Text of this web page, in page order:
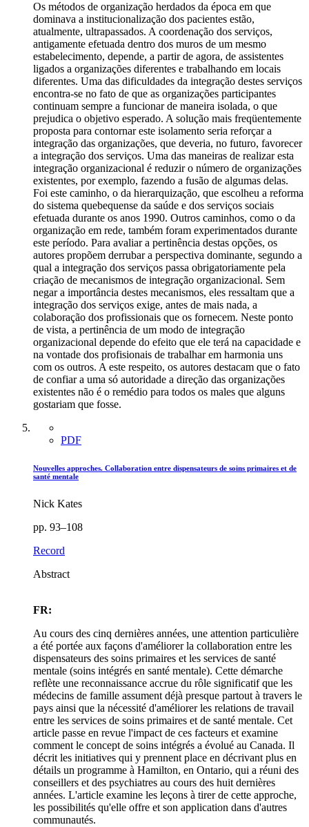
Os métodos de organização herdados da época em que
dominava a institucionalização dos pacientes estão,
atualmente, ultrapassados. A coordenação dos serviços,
antigamente efetuada dentro dos muros de um mesmo
estabelecimento, depende, a partir de agora, de assistentes
ligados a organizações diferentes e trabalhando em locais
diferentes. Uma das dificuldades da integração destes serviços
encontra-se no fato de que as organizações participantes
continuam sempre a funcionar de maneira isolada, o que
prejudica o objetivo esperado. A solução mais freqüentemente
proposta para contornar este isolamento seria reforçar a
integração das organizações, que deveria, no futuro, favorecer
a integração dos serviços. Uma das maneiras de realizar esta
integração organizacional é reduzir o número de organizações
existentes, por exemplo, fazendo a fusão de algumas delas.
Foi este caminho, o da hierarquização, que escolheu a reforma
do sistema quebequense da saúde e dos serviços sociais
efetuada durante os anos 1990. Outros caminhos, como o da
organização em rede, também foram experimentados durante
este período. Para avaliar a pertinência destas opções, os
autores propõem derrubar a perspectiva dominante, segundo a
qual a integração dos serviços passa obrigatoriamente pela
criação de mecanismos de integração organizacional. Sem
negar a importância destes mecanismos, eles ressaltam que a
integração dos serviços exige, antes de mais nada, a
colaboração dos profissionais que os fornecem. Neste ponto
de vista, a pertinência de um modo de integração
organizacional depende do efeito que ele terá na capacidade e
na vontade dos profisionais de trabalhar em harmonia uns
com os outros. A este respeito, os autores destacam que o fato
de confiar a uma só autoridade a direção das organizações
existentes não é o remédio para todos os males que alguns
gostariam que fosse.
PDF
Nouvelles approches. Collaboration entre dispensateurs de soins primaires et de
santé mentale
Nick Kates
pp. 93–108
Record
Abstract
FR:
Au cours des cinq dernières années, une attention particulière
a été portée aux façons d'améliorer la collaboration entre les
dispensateurs des soins primaires et les services de santé
mentale (soins intégrés en santé mentale). Cette démarche
reflète une reconnaissance accrue du rôle significatif que les
médecins de famille assument déjà presque partout à travers le
pays ainsi que la nécessité d'améliorer les relations de travail
entre les services de soins primaires et de santé mentale. Cet
article passe en revue l'impact de ces facteurs et examine
comment le concept de soins intégrés a évolué au Canada. Il
décrit les initiatives qui y prennent place en décrivant plus en
détails un programme à Hamilton, en Ontario, qui a réuni des
conseillers et des psychiatres au cours des huit dernières
années. L'article examine les leçons à tirer de cette approche,
les possibilités qu'elle offre et son application dans d'autres
communautés.